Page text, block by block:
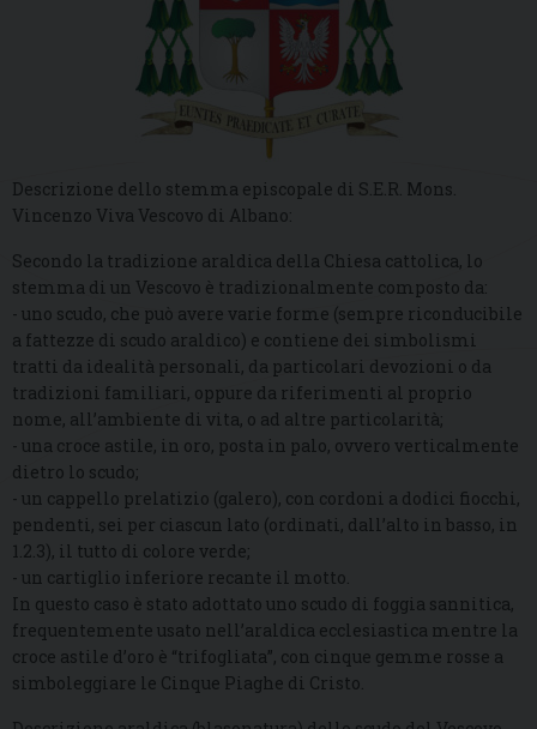
Descrizione dello stemma episcopale di S.E.R. Mons.
Vincenzo Viva Vescovo di Albano:
Secondo la tradizione araldica della Chiesa cattolica, lo
stemma di un Vescovo è tradizionalmente composto da:
- uno scudo, che può avere varie forme (sempre riconducibile
a fattezze di scudo araldico) e contiene dei simbolismi
tratti da idealità personali, da particolari devozioni o da
tradizioni familiari, oppure da riferimenti al proprio
nome, all’ambiente di vita, o ad altre particolarità;
- una croce astile, in oro, posta in palo, ovvero verticalmente
dietro lo scudo;
- un cappello prelatizio (galero), con cordoni a dodici fiocchi,
pendenti, sei per ciascun lato (ordinati, dall’alto in basso, in
1.2.3), il tutto di colore verde;
- un cartiglio inferiore recante il motto.
In questo caso è stato adottato uno scudo di foggia sannitica,
frequentemente usato nell’araldica ecclesiastica mentre la
croce astile d’oro è “trifogliata”, con cinque gemme rosse a
simboleggiare le Cinque Piaghe di Cristo.